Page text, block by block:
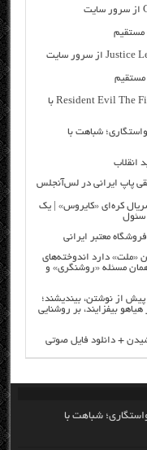
دانلود رایگان فیلم خارجی Resident Evil The Final Chapter 2017 با
شباهت با
پاپ ایرانی در لس‌آنجلس
کره‌ای «کایروس» | یک
سئول
«ملت» دارد اندوخته‌های
مسئله «روشنگری» و
از نوشتن، بیندیشند؛
بیفزایند، بر روشنایی
+ دانلود فایل صوتی
شباهت با